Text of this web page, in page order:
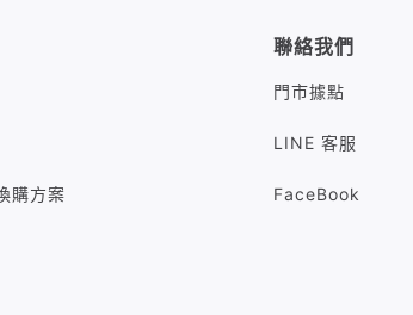
購方案
聯絡我們
門市據點
LINE 客服
FaceBook